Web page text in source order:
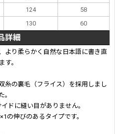
124
58
130 60
詳細
より柔らかく自然な日本語に書き直
す。
糸の裏毛（フライス）を採用しまし
。
ドに縫い目がありません。
の伸びのあるタイプです。